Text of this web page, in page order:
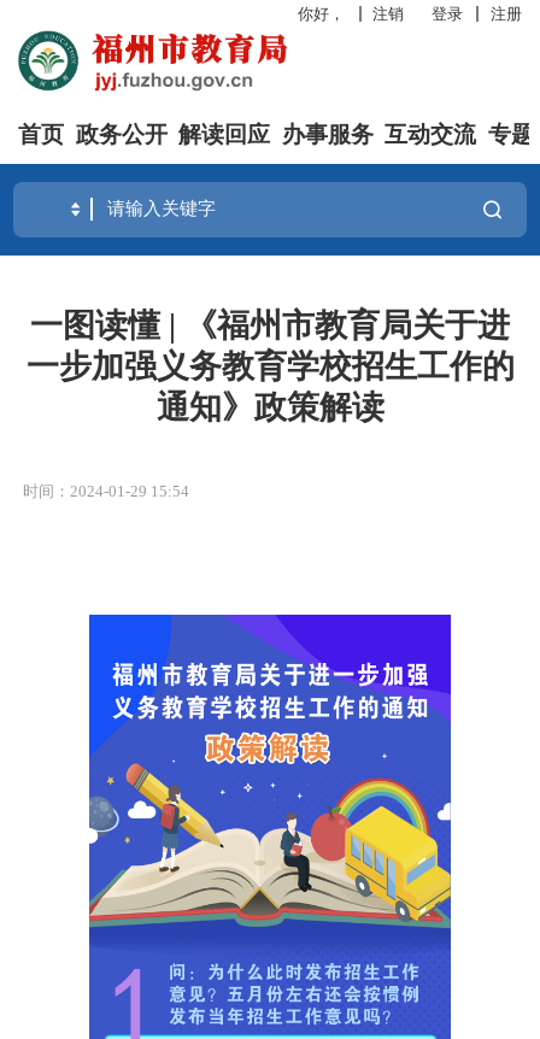
你好， 注销 登录 注册
首页 政务公开 解读回应 办事服务 互动交流 专题
一图读懂 | 《福州市教育局关于进
一步加强义务教育学校招生工作的
通知》政策解读
时间：2024-01-29 15:54